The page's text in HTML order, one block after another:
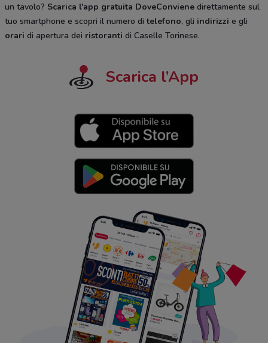
un tavolo? Scarica l'app gratuita DoveConviene direttamente sul
tuo smartphone e scopri il numero ditelefono, gli indirizzi e gli
orari di apertura dei ristoranti di Caselle Torinese.
Scarica l’App